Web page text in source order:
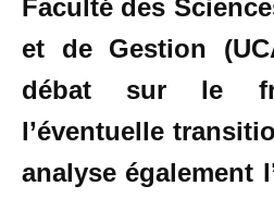
Faculté des
et de Gestion
débat sur le
l’éventuelle
analyse également